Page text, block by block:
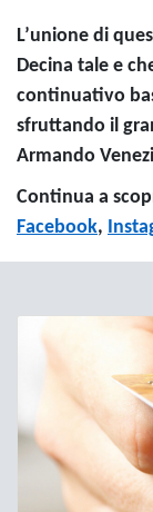
L’unione di
Decina tale e
continuativo
sfruttando il
Armando
Continua a
Facebook,